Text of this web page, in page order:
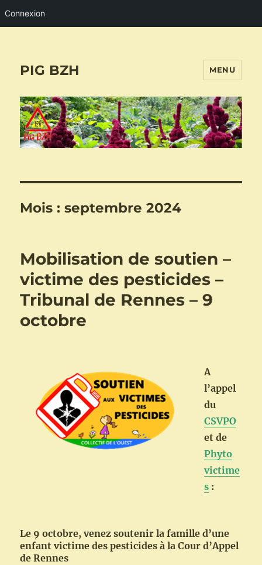
Connexion
PIG BZH MENU
Mois :septembre 2024
Mobilisation de soutien –
victime des pesticides –
Tribunal de Rennes – 9
octobre
A
l’appel
du
CSVPO
et de
Phyto
victime
s :
Le 9 octobre, venez soutenir la famille d’une
enfant victime des pesticides à la Cour d’Appel
de Rennes